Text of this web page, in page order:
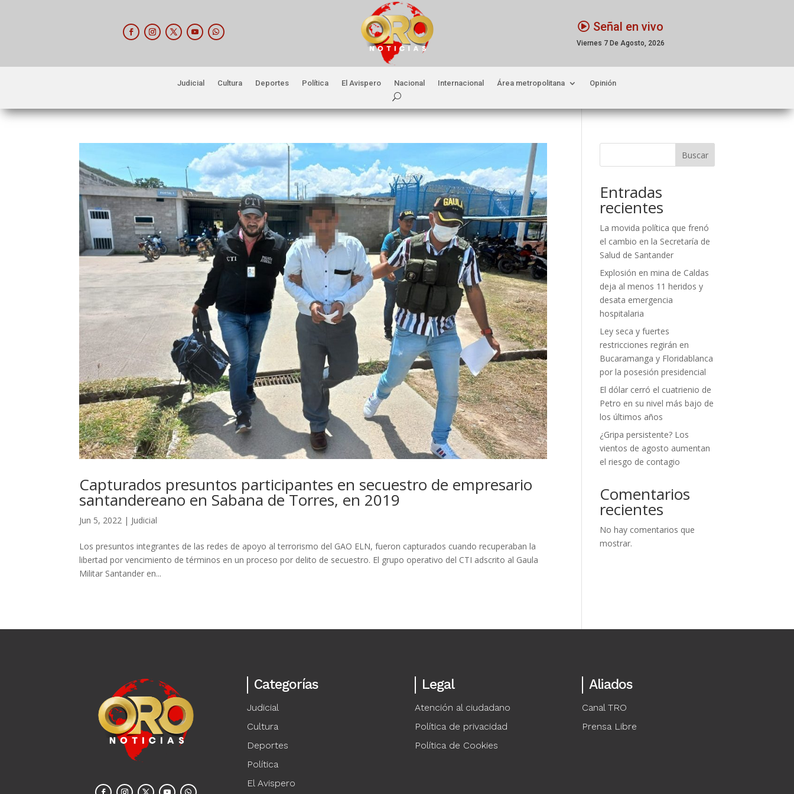
Señal en vivo
Viernes 7 De Agosto, 2026
Judicial Cultura Deportes Política El Avispero Nacional Internacional Área metropolitana Opinión
Capturados presuntos participantes en secuestro de empresario
santandereano en Sabana de Torres, en 2019
Jun 5, 2022 | Judicial
Los presuntos integrantes de las redes de apoyo al terrorismo del GAO ELN, fueron capturados cuando recuperaban la
libertad por vencimiento de términos en un proceso por delito de secuestro. El grupo operativo del CTI adscrito al Gaula
Militar Santander en...
Buscar
Entradas
recientes
La movida política que frenó
el cambio en la Secretaría de
Salud de Santander
Explosión en mina de Caldas
deja al menos 11 heridos y
desata emergencia
hospitalaria
Ley seca y fuertes
restricciones regirán en
Bucaramanga y Floridablanca
por la posesión presidencial
El dólar cerró el cuatrienio de
Petro en su nivel más bajo de
los últimos años
¿Gripa persistente? Los
vientos de agosto aumentan
el riesgo de contagio
Comentarios
recientes
No hay comentarios que
mostrar.
Categorías
Judicial
Cultura
Deportes
Política
El Avispero
Legal
Atención al ciudadano
Política de privacidad
Política de Cookies
Aliados
Canal TRO
Prensa Libre